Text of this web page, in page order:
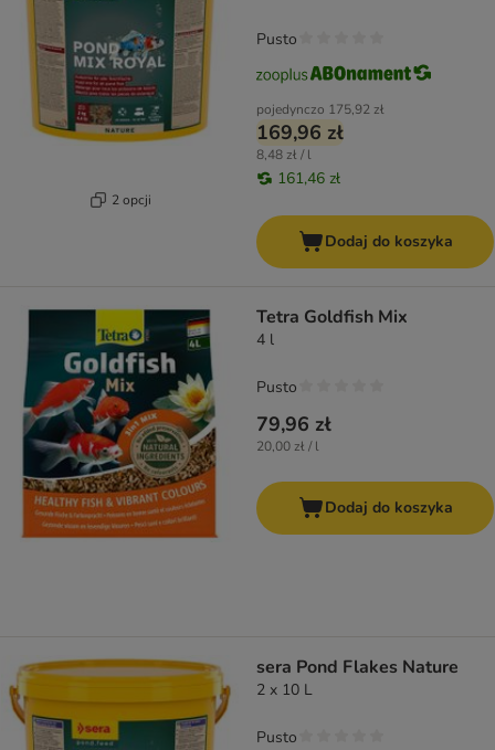
2 opcji
pojedynczo 175,92 zł
169,96 zł
8,48 zł / l
161,46 zł
Pusto
Dodaj do koszyka
Tetra Goldfish Mix
4 l
79,96 zł
20,00 zł / l
Pusto
Dodaj do koszyka
sera Pond Flakes Nature
2 x 10 L
Pusto